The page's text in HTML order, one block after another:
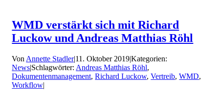
WMD verstärkt sich mit Richard
Luckow und Andreas Matthias Röhl
Von Annette Stadler|11. Oktober 2019|Kategorien:
News|Schlagwörter: Andreas Matthias Röhl,
Dokumentenmanagement,Richard Luckow,Vertreib,WMD,
Workflow|